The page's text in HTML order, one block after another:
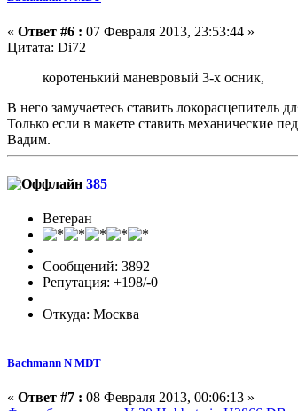
« Ответ #6 : 07 Февраля 2013, 23:53:44 »
Цитата: Di72
коротенький маневровый 3-х осник,
В него замучаетесь ставить локорасцепитель
Только если в макете ставить механические
Вадим.
385
Ветеран
Сообщений: 3892
Репутация: +198/-0
Откуда: Москва
Bachmann N MDT
« Ответ #7 : 08 Февраля 2013, 00:06:13 »